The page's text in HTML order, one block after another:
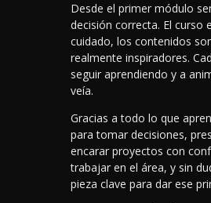
Desde el primer módulo
decisión correcta. El curso
cuidado, los contenidos
realmente inspiradores.
seguir aprendiendo y a
veía.
Gracias a todo lo que
para tomar decisiones,
encarar proyectos con
trabajar en el área, y sin
pieza clave para dar ese